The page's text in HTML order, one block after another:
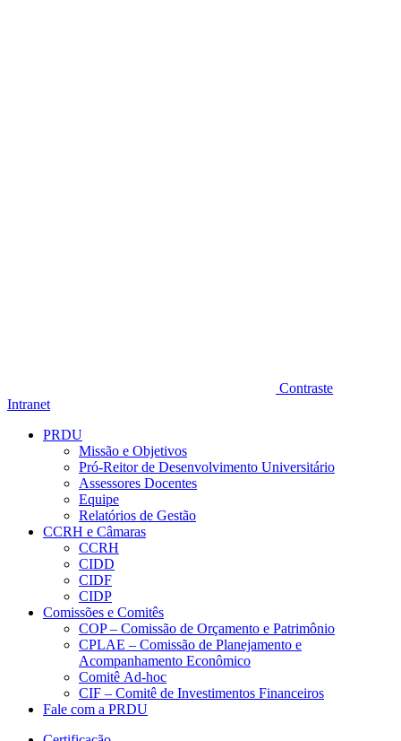
Contraste
Intranet
PRDU
Missão e Objetivos
Pró-Reitor de Desenvolvimento Universitário
Assessores Docentes
Equipe
Relatórios de Gestão
CCRH e Câmaras
CCRH
CIDD
CIDF
CIDP
Comissões e Comitês
COP – Comissão de Orçamento e Patrimônio
CPLAE – Comissão de Planejamento e
Acompanhamento Econômico
Comitê Ad-hoc
CIF – Comitê de Investimentos Financeiros
Fale com a PRDU